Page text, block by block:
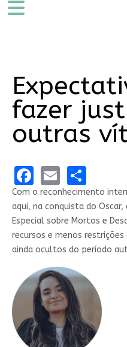
fazer
outras
Facebook
EmailShare
Com o reconhecimento
aqui, na conquista do
Especial sobre Mortos e
recursos e menos
ainda ocultos do período